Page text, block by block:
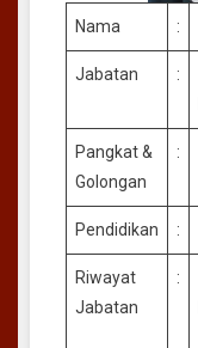
Nama :
Jabatan :
Pangkat &
Golongan
:
Pendidikan :
Riwayat
Jabatan
: